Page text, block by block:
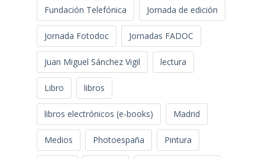
Fundación Telefónica Jornada de edición
Jornada Fotodoc Jornadas FADOC
Juan Miguel Sánchez Vigil lectura
Libro libros
libros electrónicos (e-books) Madrid
Medios Photoespaña Pintura